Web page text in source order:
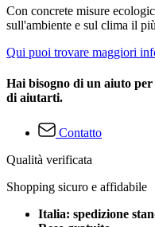
Con concrete misure
sull'ambiente e sul clima il
Qui puoi trovare maggiori
Hai bisogno di un aiuto
di aiutarti.
Contatto
Qualità verificata
Shopping sicuro e affidabile
Italia: spedizione